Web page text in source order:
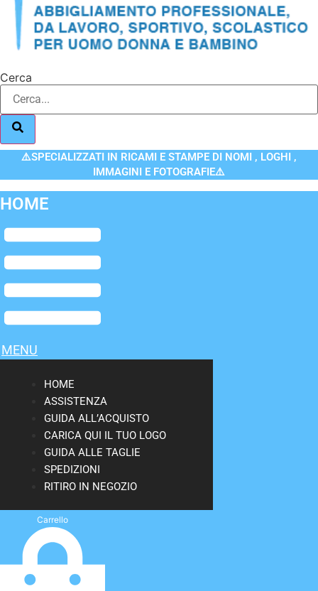
Cerca
⚠️SPECIALIZZATI IN RICAMI E STAMPE DI NOMI , LOGHI ,
IMMAGINI E FOTOGRAFIE⚠️
HOME
Flyout
Menu
MENU
HOME
ASSISTENZA
GUIDA ALL’ACQUISTO
CARICA QUI IL TUO LOGO
GUIDA ALLE TAGLIE
SPEDIZIONI
RITIRO IN NEGOZIO
Carrello